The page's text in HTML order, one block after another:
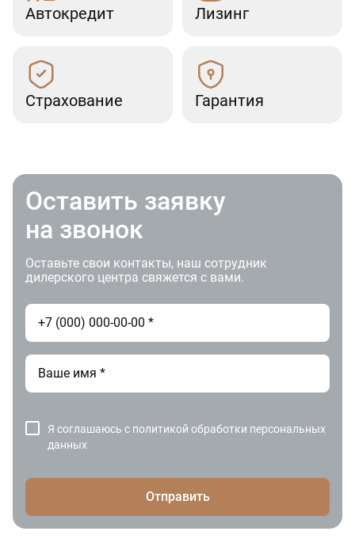
Автокредит Лизинг
Страхование Гарантия
Оставить заявку
на звонок
Оставьте свои контакты, наш сотрудник
дилерского центра свяжется с вами.
Я соглашаюсь с политикой обработки персональных
данных
Отправить